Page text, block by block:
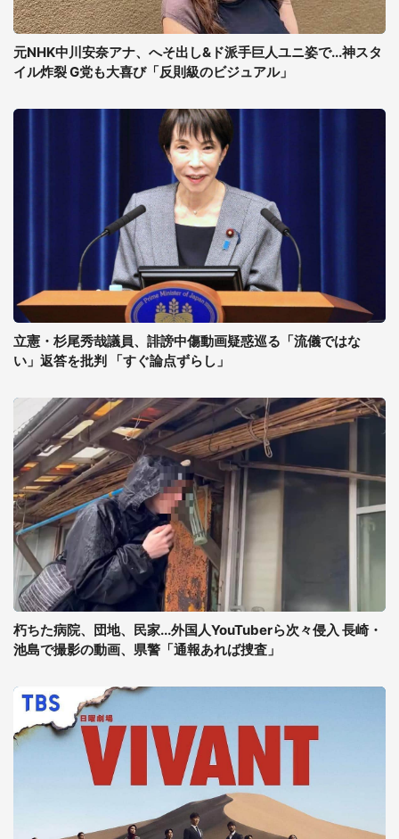
元NHK中川安奈アナ、へそ出し&ド派手巨人ユニ姿で...神スタ
イル炸裂 G党も大喜び「反則級のビジュアル」
立憲・杉尾秀哉議員、誹謗中傷動画疑惑巡る「流儀ではな
い」返答を批判 「すぐ論点ずらし」
朽ちた病院、団地、民家...外国人YouTuberら次々侵入 長崎・
池島で撮影の動画、県警「通報あれば捜査」